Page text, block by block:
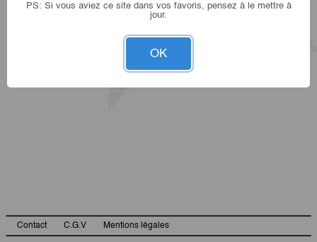
Contact C.G.V Mentions légales
PS: Si vous aviez ce site dans vos favoris, pensez à le mettre à
jour.
OK